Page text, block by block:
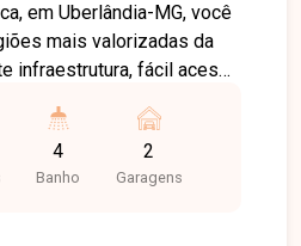
em Uberlândia-MG, você
mais valorizadas da
infraestrutura, fácil acesso
avenidas,
e qualidade de vida.
venda em terreno de
4
Banho
2
Garagens